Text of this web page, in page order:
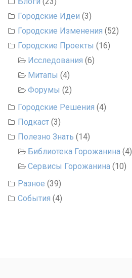
Городские Идеи (3)
Городские Изменения (52)
Городские Проекты (16)
Исследования (6)
Митапы (4)
Форумы (2)
Городские Решения (4)
Подкаст (3)
Полезно Знать (14)
Библиотека Горожанина (4)
Сервисы Горожанина (10)
Разное (39)
События (4)